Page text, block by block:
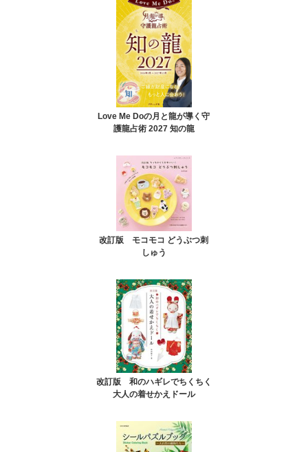
Love Me Doの月と龍が導く守
護龍占術 2027 知の龍
改訂版 モコモコ どうぶつ刺
しゅう
改訂版 和のハギレでちくちく
大人の着せかえドール